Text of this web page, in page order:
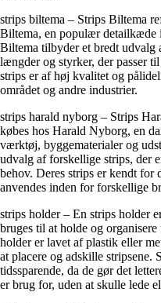
strips biltema – Strips Biltema
Biltema, en populær
Biltema tilbyder et bredt
længder og styrker, der passer
strips er af høj kvalitet og
området og andre industrier.
strips harald nyborg – Strips
købes hos Harald Nyborg, en
værktøj, byggematerialer og
udvalg af forskellige strips, der
behov. Deres strips er kendt for
anvendes inden for forskellige
strips holder – En strips holder
bruges til at holde og
holder er lavet af plastik eller
at placere og adskille stripsene.
tidssparende, da de gør det
er brug for, uden at skulle lede